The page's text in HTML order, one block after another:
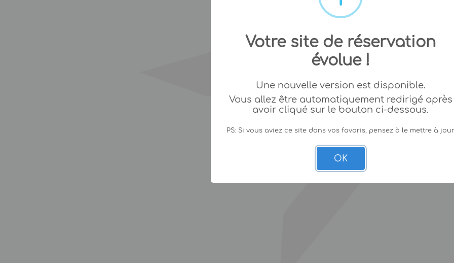
Votre site de réservation
évolue !
Une nouvelle version est disponible.
Vous allez être automatiquement redirigé après
avoir cliqué sur le bouton ci-dessous.
PS: Si vous aviez ce site dans vos favoris, pensez à le mettre à
OK